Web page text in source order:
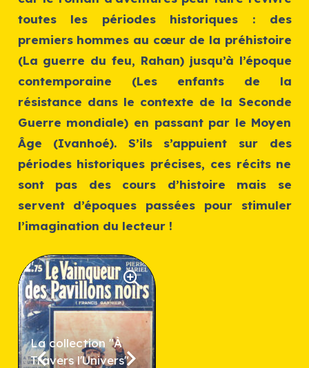
toutes les périodes historiques : des
premiers hommes au cœur de la préhistoire
(La guerre du feu, Rahan) jusqu’à l’époque
contemporaine (Les enfants de la
résistance dans le contexte de la Seconde
Guerre mondiale) en passant par le Moyen
Âge (Ivanhoé). S’ils s’appuient sur des
périodes historiques précises, ces récits ne
sont pas des cours d’histoire mais se
servent d’époques passées pour stimuler
l’imagination du lecteur !
La collection "À
Travers l'Univers"